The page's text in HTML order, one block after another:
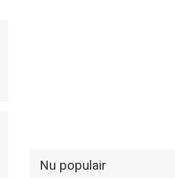
Nu populair